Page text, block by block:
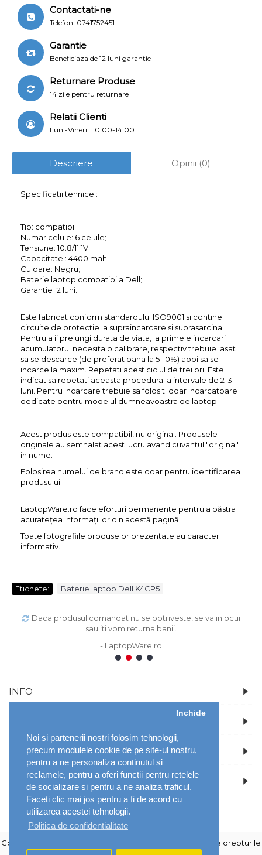
Noi si partenerii nostri folosim tehnologii,
precum modulele cookie de pe site-ul nostru,
pentru a ne personaliza continutul si
reclamele, pentru a oferi functii pentru retelele
de socializare si pentru a ne analiza traficul.
Faceti clic mai jos pentru a fi de acord cu
utilizarea acestei tehnologii.
Politica de confidentialitate
Inchide
Contactati-ne
Telefon: 0741752451
Garantie
Beneficiaza de 12 luni garantie
Returnare Produse
14 zile pentru returnare
Relatii Clienti
Luni-Vineri : 10:00-14:00
Descriere Opinii (0)
Specificatii tehnice :
Tip: compatibil;
Numar celule: 6 celule;
Tensiune: 10.8/11.1V
Capacitate : 4400 mah;
Culoare: Negru;
Baterie laptop compatibila Dell;
Garantie 12 luni.
Este fabricat conform standardului ISO9001 si contine
circuite de protectie la supraincarcare si suprasarcina.
Pentru a ii prelungi durata de viata, la primele incarcari
acumulatorul necesita o calibrare, respectiv trebuie lasat
sa se descarce (de preferat pana la 5-10%) apoi sa se
incarce la maxim. Repetati acest ciclul de trei ori. Este
indicat sa repetati aceasta procedura la intervale de 2-3
luni. Pentru incarcare trebuie sa folositi doar incarcatoare
dedicate pentru modelul dumneavoastra de laptop.
Acest produs este compatibil, nu original. Produsele
originale au semnalat acest lucru avand cuvantul "original"
in nume.
Folosirea numelui de brand este doar pentru identificarea
produsului.
LaptopWare.ro face eforturi permanente pentru a păstra
acurateţea informaţiilor din acestă pagină.
Toate fotografiile produselor prezentate au caracter
informativ.
Etichete: Baterie laptop Dell K4CP5
Daca produsul comandat nu se potriveste, se va inlocui
sau iti vom returna banii.
- LaptopWare.ro
1
2 3 4
INFO
DETALII
NOUTATI SI PROMOTII SPECIALE
Copyright © 2026 LaptopWare Distribution / Mozeli - Toate drepturile
sunt rezervate.